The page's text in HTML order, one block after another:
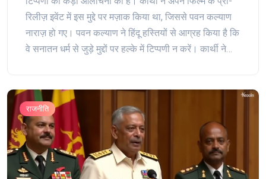
रिलीज़ इवेंट में इस मुद्दे पर मज़ाक किया था, जिससे पवन कल्याण
नाराज़ हो गए। पवन कल्याण ने हिंदू हस्तियों से आग्रह किया है कि
वे सनातन धर्म से जुड़े मुद्दों पर हल्के में टिप्पणी न करें। कार्थी ने
राजनीति